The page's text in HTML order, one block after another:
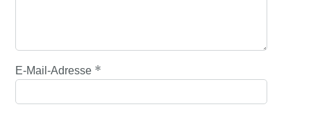
E-Mail-Adresse *